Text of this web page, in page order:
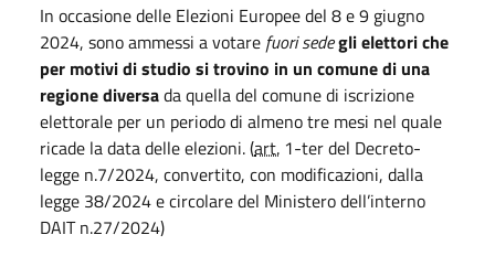
In occasione delle Elezioni Europee del 8 e 9 giugno
2024, sono ammessi a votare fuori sedegli elettori che
per motivi di studio si trovino in un comune di una
regione diversada quella del comune di iscrizione
elettorale per un periodo di almeno tre mesi nel quale
ricade la data delle elezioni. (art. 1-ter del Decreto-
legge n.7/2024, convertito, con modificazioni, dalla
legge 38/2024 e circolare del Ministero dell’interno
DAIT n.27/2024)